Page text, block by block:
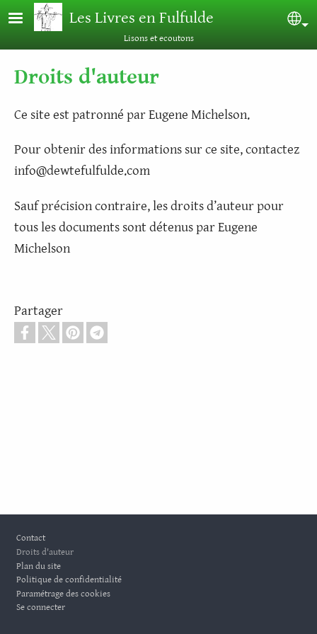
Aller au contenu principalLes Livres en Fulfulde
Lisons et ecoutons
Droits d'auteur
Ce site est patronné par Eugene Michelson.
Pour obtenir des informations sur ce site, contactez
info@dewtefulfulde.com
Sauf précision contraire, les droits d’auteur pour
tous les documents sont détenus par Eugene
Michelson
Partager
Contact
Droits d'auteur
Plan du site
Politique de confidentialité
Paramétrage des cookies
Se connecter